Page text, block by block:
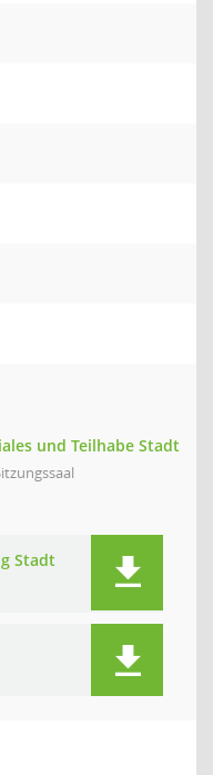
und Teilhabe Stadt
Stadt